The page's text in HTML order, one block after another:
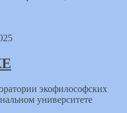
экофилософских
университете